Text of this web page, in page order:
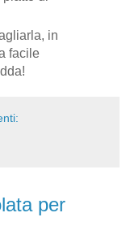
in
facile
per